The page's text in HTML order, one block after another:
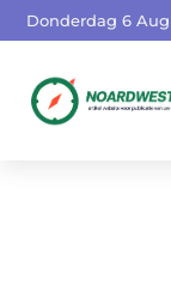
Donderdag 6